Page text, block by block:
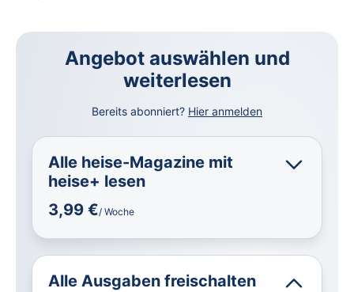
Angebot auswählen und
weiterlesen
Bereits abonniert? Hier anmelden
Alle heise-Magazine mit
heise+ lesen
3,99 €/ Woche
Alle Ausgaben freischalten